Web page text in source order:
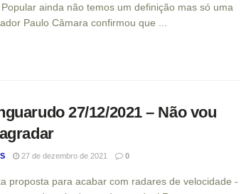
ainda não temos um definição mas só uma
Paulo Câmara confirmou que ...
27/12/2021 – Não vou
27 de dezembro de 2021 0
proposta para acabar com radares de velocidade -